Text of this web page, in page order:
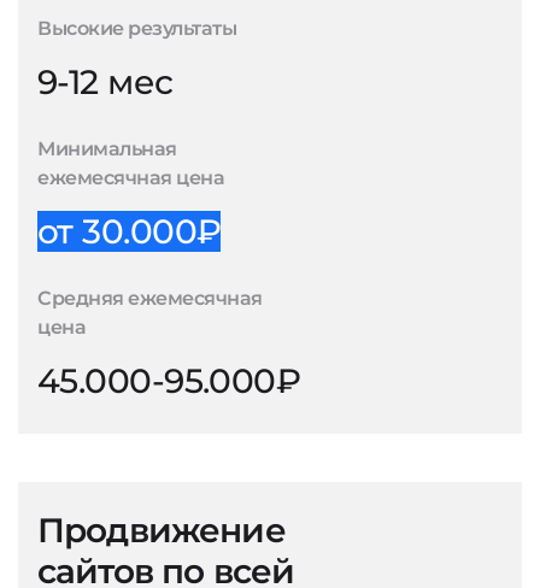
Высокие результаты
9-12 мес
Минимальная
ежемесячная цена
от 30.000₽
Средняя ежемесячная
цена
45.000-95.000₽
Продвижение
сайтов по всей